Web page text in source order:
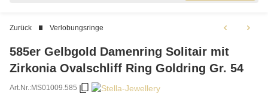
Zurück Verlobungsringe
585er Gelbgold Damenring Solitair mit
Zirkonia Ovalschliff Ring Goldring Gr. 54
Art.Nr.:MS01009.585